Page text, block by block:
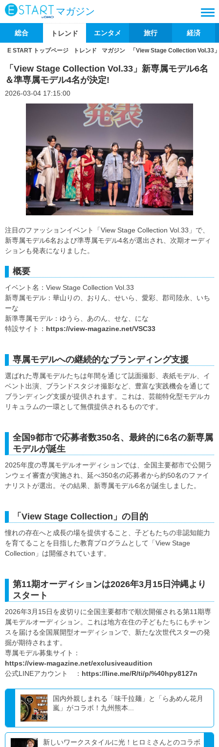
マガジン
総合 トレンド エンタメ 旅行 経済
E START トップページ トレンド マガジン 「View Stage Collection Vol.33
「View Stage Collection Vol.33」新専属モデル6名
＆準専属モデル4名が決定!
2026-03-04 17:15:00
注目のファッションイベント「View Stage Collection Vol.33」で、
新専属モデル6名および準専属モデル4名が選出され、次期オーディ
ションも発表になりました。
概要
イベント名：View Stage Collection Vol.33
新専属モデル：華山りの、おりん、せいら、愛彩、郡司陸永、いち
ーな
新準専属モデル：ゆうら、あのん、せな、にな
特設サイト： https://view-magazine.net/VSC33
専属モデルへの継続的なブランディング支援
選ばれた専属モデルたちは年間を通じて誌面撮影、表紙モデル、イ
ベント出演、ブランドスタジオ撮影など、豊富な実践機会を通じて
ブランディング支援が提供されます。これは、芸能特化型モデルカ
リキュラムの一環として無償提供されるものです。
全国9都市で応募者数350名、最終的に6名の新専属
モデルが誕生
2025年度の専属モデルオーディションでは、全国主要都市で公開ラ
ンウェイ審査が実施され、延べ350名の応募者から約50名のファイ
ナリストが選出。その結果、新専属モデル6名が誕生しました。
「View Stage Collection」の目的
憧れの存在へと成長の場を提供すること、子どもたちの非認知能力
を育てることを目指した教育プログラムとして「View Stage
Collection」は開催されています。
第11期オーディションは2026年3月15日沖縄より
スタート
2026年3月15日を皮切りに全国主要都市で順次開催される第11期専
属モデルオーディション。これは地方在住の子どもたちにもチャン
スを届ける全国展開型オーディションで、新たな次世代スターの発
掘が期待されます。
専属モデル募集サイト：
https://view-magazine.net/exclusiveaudition
公式LINEアカウント ： https://line.me/R/ti/p/%40hpy8127n
国内外親しまれる「味千拉麺」と「らあめん花月
嵐」がコラボ！九州熊本...
新しいワークスタイルに光！ヒロミさんとのコラボ